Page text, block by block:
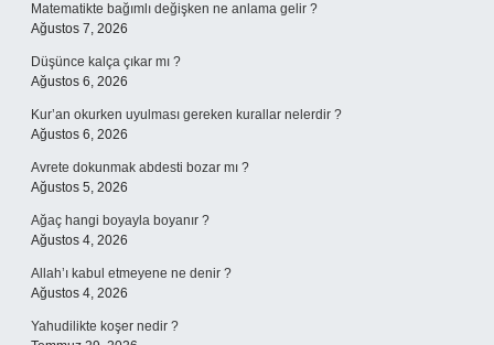
Matematikte bağımlı değişken ne anlama gelir ?
Ağustos 7, 2026
Düşünce kalça çıkar mı ?
Ağustos 6, 2026
Kur’an okurken uyulması gereken kurallar nelerdir ?
Ağustos 6, 2026
Avrete dokunmak abdesti bozar mı ?
Ağustos 5, 2026
Ağaç hangi boyayla boyanır ?
Ağustos 4, 2026
Allah’ı kabul etmeyene ne denir ?
Ağustos 4, 2026
Yahudilikte koşer nedir ?